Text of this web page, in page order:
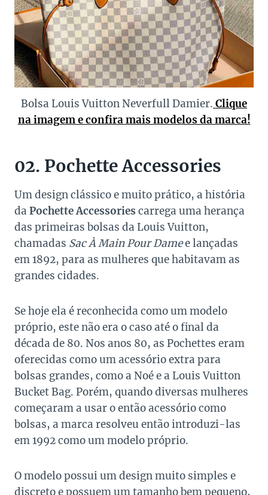
Bolsa Louis Vuitton Neverfull Damier. Clique
na imagem e confira mais modelos da marca!
02. Pochette Accessories
Um design clássico e muito prático, a história
da Pochette Accessories carrega uma herança
das primeiras bolsas da Louis Vuitton,
chamadas Sac À Main Pour Damee lançadas
em 1892, para as mulheres que habitavam as
grandes cidades.
Se hoje ela é reconhecida como um modelo
próprio, este não era o caso até o final da
década de 80. Nos anos 80, as Pochettes eram
oferecidas como um acessório extra para
bolsas grandes, como a Noé e a Louis Vuitton
Bucket Bag. Porém, quando diversas mulheres
começaram a usar o então acessório como
bolsas, a marca resolveu então introduzi-las
em 1992 como um modelo próprio.
O modelo possui um design muito simples e
discreto e possuem um tamanho bem pequeno,